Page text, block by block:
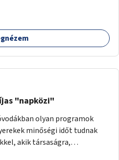
"napközi"
olyan programok
minőségi időt tudnak
akik társaságra,